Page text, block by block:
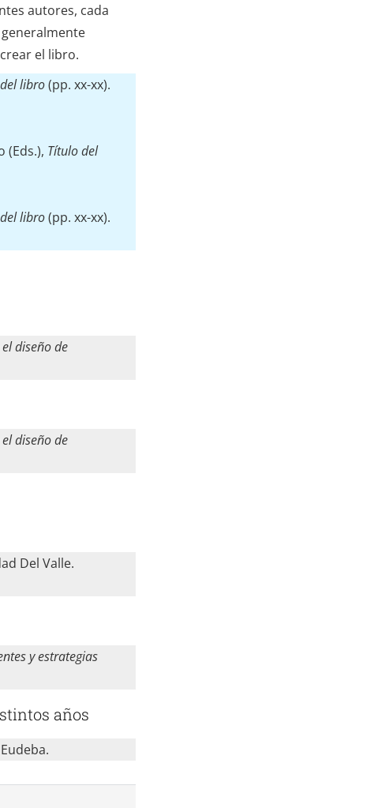
autores, cada
el libro.
libro(pp. xx-xx).
(Eds.), Título del
libro(pp. xx-xx).
diseño de
diseño de
Del Valle.
y estrategias
años